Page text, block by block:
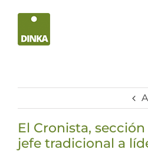
El Cronista, sección
jefe tradicional a